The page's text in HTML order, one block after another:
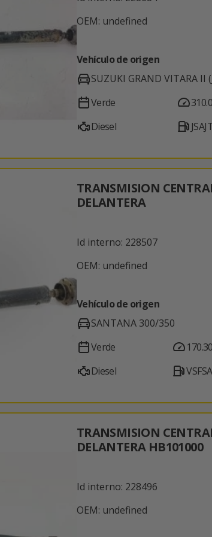
OEM: undefined
Vehículo de origen
SUZUKI GRAND VITARA II
Verde
Diesel
TRANSMISION
DELANTERA
Id interno: 228507
OEM: undefined
Vehículo de origen
SANTANA 300/350
Verde
Diesel
TRANSMISION
DELANTERA HB101000
Id interno: 228496
OEM: undefined